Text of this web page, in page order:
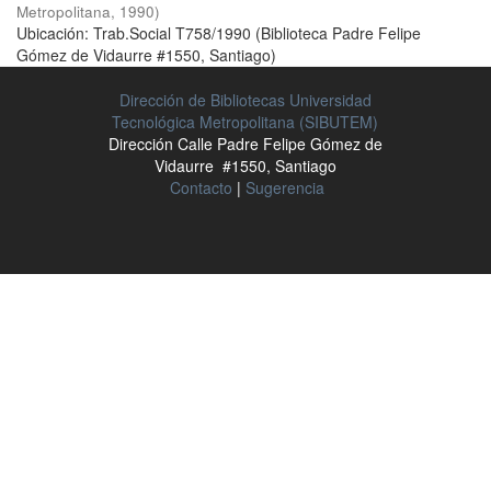
Metropolitana, 1990)
Ubicación: Trab.Social T758/1990 (Biblioteca Padre Felipe
Gómez de Vidaurre #1550, Santiago)
Dirección de Bibliotecas Universidad
Tecnológica Metropolitana (SIBUTEM)
Dirección Calle Padre Felipe Gómez de
Vidaurre #1550, Santiago
Contacto | Sugerencia